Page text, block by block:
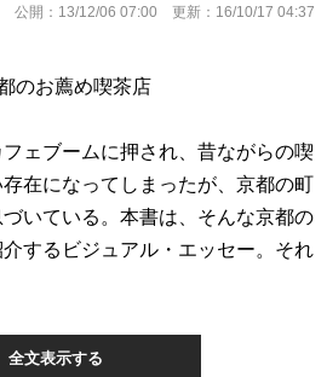
公開： 13/12/06 07:00 更新： 16/10/17 04:37
のお薦め喫茶店
ェブームに押され、昔ながらの喫
在になってしまったが、京都の町
いている。本書は、そんな京都の
するビジュアル・エッセー。それ
全文表示する